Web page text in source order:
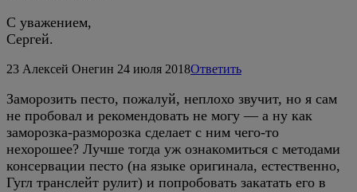
С уважением,
Сергей.
23 Алексей Онегин 24 июля 2018Ответить
Заморозить песто, пожалуй, неплохо звучит, но я сам
не пробовал и рекомендовать не могу — а ну как
заморозка-разморозка сделает с ним чего-то
нехорошее? Лучше тогда уж ознакомиться с методами
консервации песто (на языке оригинала, естественно,
Гугл транслейт рулит) и попробовать закатать его в